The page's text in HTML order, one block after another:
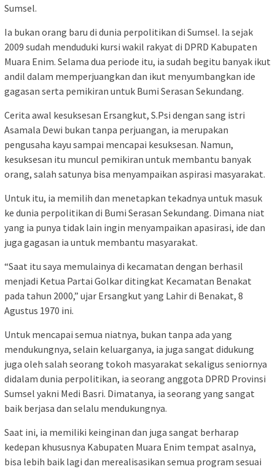
Sumsel.
Ia bukan orang baru di dunia perpolitikan di Sumsel. Ia sejak
2009 sudah menduduki kursi wakil rakyat di DPRD Kabupaten
Muara Enim. Selama dua periode itu, ia sudah begitu banyak ikut
andil dalam memperjuangkan dan ikut menyumbangkan ide
gagasan serta pemikiran untuk Bumi Serasan Sekundang.
Cerita awal kesuksesan Ersangkut, S.Psi dengan sang istri
Asamala Dewi bukan tanpa perjuangan, ia merupakan
pengusaha kayu sampai mencapai kesuksesan. Namun,
kesuksesan itu muncul pemikiran untuk membantu banyak
orang, salah satunya bisa menyampaikan aspirasi masyarakat.
Untuk itu, ia memilih dan menetapkan tekadnya untuk masuk
ke dunia perpolitikan di Bumi Serasan Sekundang. Dimana niat
yang ia punya tidak lain ingin menyampaikan apasirasi, ide dan
juga gagasan ia untuk membantu masyarakat.
“Saat itu saya memulainya di kecamatan dengan berhasil
menjadi Ketua Partai Golkar ditingkat Kecamatan Benakat
pada tahun 2000,” ujar Ersangkut yang Lahir di Benakat, 8
Agustus 1970 ini.
Untuk mencapai semua niatnya, bukan tanpa ada yang
mendukungnya, selain keluarganya, ia juga sangat didukung
juga oleh salah seorang tokoh masyarakat sekaligus seniornya
didalam dunia perpolitikan, ia seorang anggota DPRD Provinsi
Sumsel yakni Medi Basri. Dimatanya, ia seorang yang sangat
baik berjasa dan selalu mendukungnya.
Saat ini, ia memiliki keinginan dan juga sangat berharap
kedepan khususnya Kabupaten Muara Enim tempat asalnya,
bisa lebih baik lagi dan merealisasikan semua program sesuai